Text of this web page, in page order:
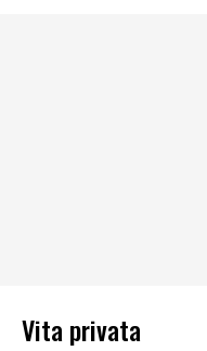
Vita privata